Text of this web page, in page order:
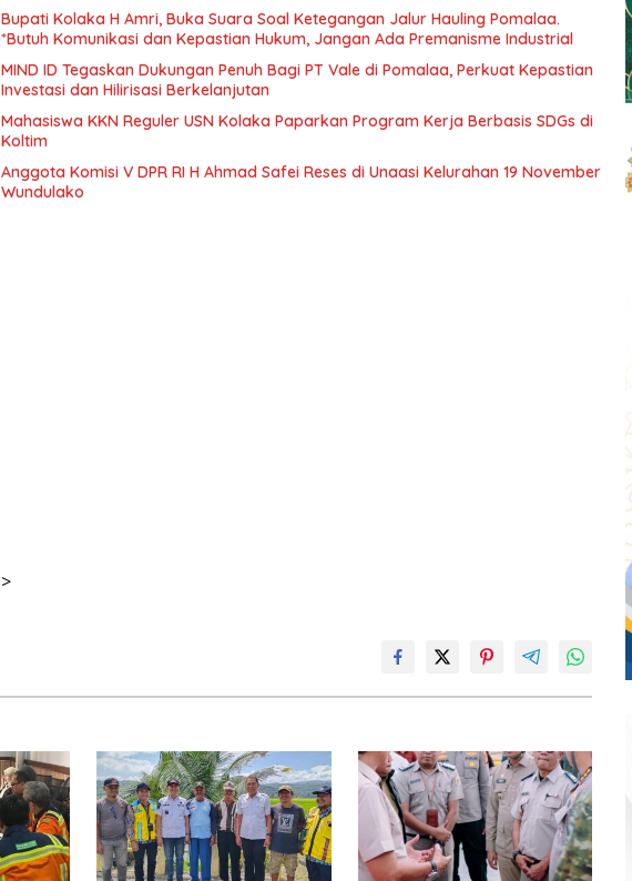
Bupati Kolaka H Amri, Buka Suara Soal Ketegangan Jalur Hauling Pomalaa.
*Butuh Komunikasi dan Kepastian Hukum, Jangan Ada Premanisme Industrial
MIND ID Tegaskan Dukungan Penuh Bagi PT Vale di Pomalaa, Perkuat Kepastian
Investasi dan Hilirisasi Berkelanjutan
Mahasiswa KKN Reguler USN Kolaka Paparkan Program Kerja Berbasis SDGs di
Koltim
Anggota Komisi V DPR RI H Ahmad Safei Reses di Unaasi Kelurahan 19 November
Wundulako
>